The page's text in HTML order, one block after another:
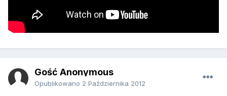
Gość Anonymous
Opublikowano 2 Października 2012